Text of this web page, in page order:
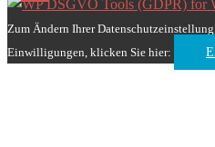
Zum Ändern Ihrer
Einwilligungen, klicken Sie hier: